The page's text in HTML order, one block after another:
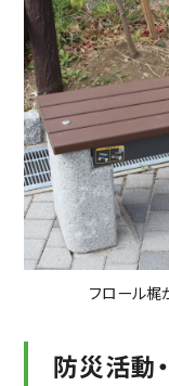
フロール梶
防災活動